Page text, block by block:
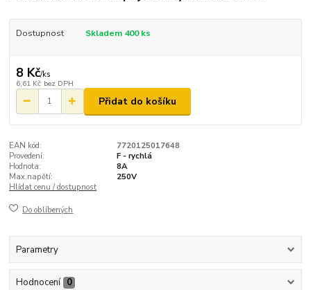
Dostupnost Skladem 400 ks
8 Kč/ks
6,61 Kč bez DPH
Přidat do košíku
EAN kód:
7720125017648
Provedení:
F - rychlá
Hodnota:
8A
Max.napětí:
250V
Hlídat cenu / dostupnost
Do oblíbených
Parametry
Hodnocení 0